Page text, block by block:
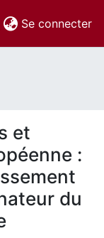
Se connecter
et
:
du